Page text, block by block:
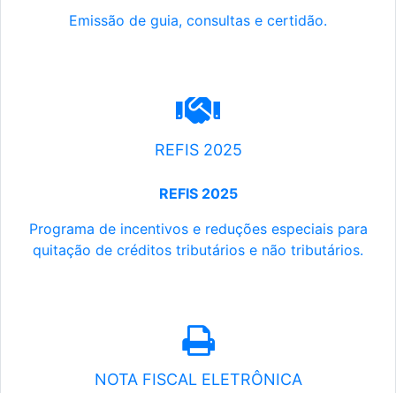
Emissão de guia, consultas e certidão.
REFIS 2025
REFIS 2025
Programa de incentivos e reduções especiais para
quitação de créditos tributários e não tributários.
NOTA FISCAL ELETRÔNICA